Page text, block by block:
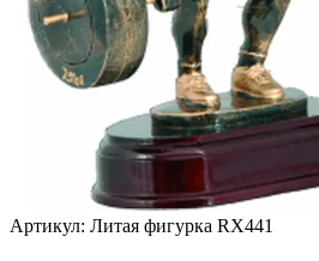
Артикул: Литая фигурка RX441